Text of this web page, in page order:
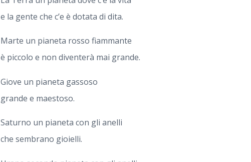
e la gente che c’e è dotata di dita.
Marte un pianeta rosso fiammante
è piccolo e non diventerà mai grande.
Giove un pianeta gassoso
grande e maestoso.
Saturno un pianeta con gli anelli
che sembrano gioielli.